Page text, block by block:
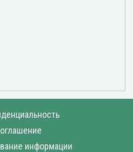
информации